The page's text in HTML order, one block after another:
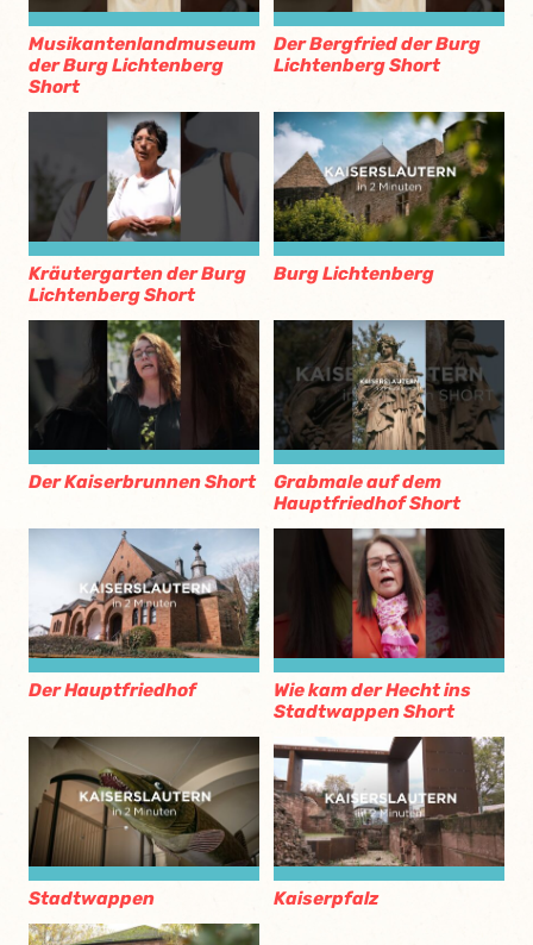
Musikantenlandmuseum
der Burg Lichtenberg
Short
Der Bergfried der Burg
Lichtenberg Short
Kräutergarten der Burg
Lichtenberg Short
Burg Lichtenberg
Der Kaiserbrunnen Short
Grabmale auf dem
Hauptfriedhof Short
Der Hauptfriedhof
Wie kam der Hecht ins
Stadtwappen Short
Stadtwappen Kaiserpfalz